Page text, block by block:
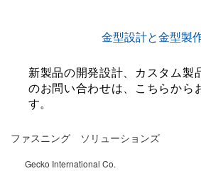
金型設計と金型製
新製品の開発設計、カスタム製
のお問い合わせは、こちらから
す。
ファスニング ソリューションズ
Gecko International Co.